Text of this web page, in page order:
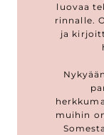
luovaa
rinnalle.
ja
muihin